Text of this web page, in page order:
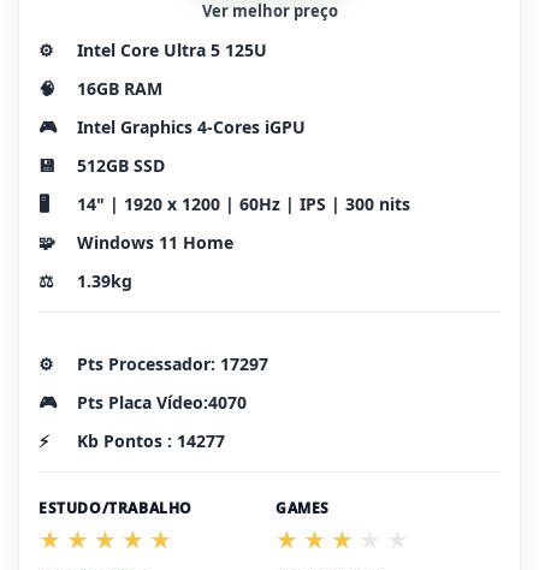
Ver melhor preço
⚙️
Intel Core Ultra 5 125U
🧠
16GB RAM
🎮
Intel Graphics 4-Cores iGPU
💾
512GB SSD
🖥️
14" | 1920 x 1200 | 60Hz | IPS | 300 nits
🧩
Windows 11 Home
⚖️
1.39kg
⚙️
Pts Processador: 17297
🎮
Pts Placa Vídeo:4070
⚡
Kb Pontos : 14277
ESTUDO/TRABALHO GAMES